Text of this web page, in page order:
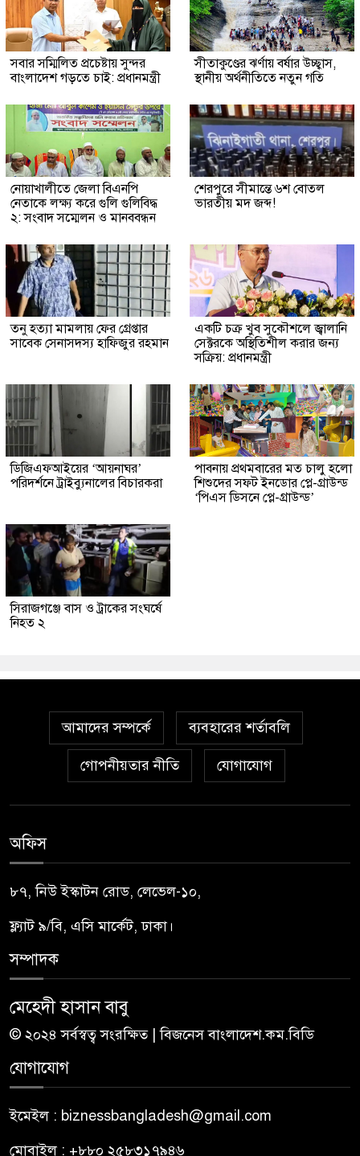
সবার সম্মিলিত প্রচেষ্টায় সুন্দর
বাংলাদেশ গড়তে চাই: প্রধানমন্ত্রী
সীতাকুণ্ডের ঝর্ণায় বর্ষার উচ্ছ্বাস,
স্থানীয় অর্থনীতিতে নতুন গতি
নোয়াখালীতে জেলা বিএনপি
নেতাকে লক্ষ্য করে গুলি গুলিবিদ্ধ
২: সংবাদ সম্মেলন ও মানববন্ধন
শেরপুরে সীমান্তে ৬শ বোতল
ভারতীয় মদ জব্দ!
তনু হত্যা মামলায় ফের গ্রেপ্তার
সাবেক সেনাসদস্য হাফিজুর রহমান
একটি চক্র খুব সুকৌশলে জ্বালানি
সেক্টরকে অস্থিতিশীল করার জন্য
সক্রিয়: প্রধানমন্ত্রী
ডিজিএফআইয়ের ‘আয়নাঘর’
পরিদর্শনে ট্রাইব্যুনালের বিচারকরা
পাবনায় প্রথমবারের মত চালু হলো
শিশুদের সফট ইনডোর প্লে-গ্রাউন্ড
‘পিএস ডিসনে প্লে-গ্রাউন্ড’
সিরাজগঞ্জে বাস ও ট্রাকের সংঘর্ষে
নিহত ২
আমাদের সম্পর্কে ব্যবহারের শর্তাবলি
গোপনীয়তার নীতি যোগাযোগ
অফিস
৮৭, নিউ ইস্কাটন রোড, লেভেল-১০,
ফ্ল্যাট ৯/বি, এসি মার্কেট, ঢাকা।
সম্পাদক
মেহেদী হাসান বাবু
© ২০২৪ সর্বস্বত্ব সংরক্ষিত | বিজনেস বাংলাদেশ.কম.বিডি
যোগাযোগ
ইমেইল : biznessbangladesh@gmail.com
মোবাইল : +৮৮০ ২৫৮৩১৭৯৪৬